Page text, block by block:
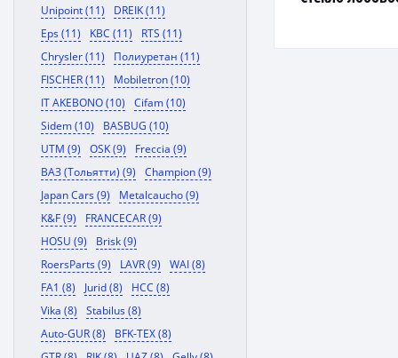
Unipoint (11)
DREIK (11)
Eps (11)
KBC (11)
RTS (11)
Chrysler (11)
Полиуретан (11)
FISCHER (11)
Mobiletron (10)
IT AKEBONO (10)
Cifam (10)
Sidem (10)
BASBUG (10)
UTM (9)
OSK (9)
Freccia (9)
ВАЗ (Тольятти) (9)
Champion (9)
Japan Cars (9)
Metalcaucho (9)
K&F (9)
FRANCECAR (9)
HOSU (9)
Brisk (9)
RoersParts (9)
LAVR (9)
WAI (8)
FA1 (8)
Jurid (8)
HCC (8)
Vika (8)
Stabilus (8)
Auto-GUR (8)
BFK-TEX (8)